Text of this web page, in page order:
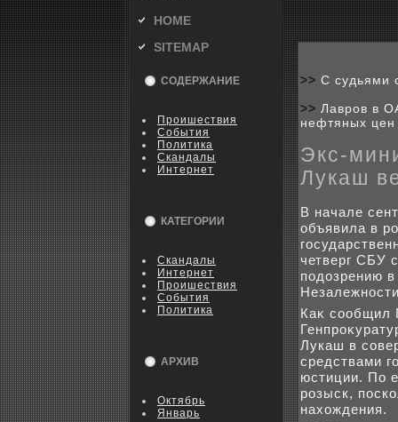
HOME
SITEMAP
СОДЕРЖАНИЕ
Пpoишествия
События
Политика
Скандалы
Интернет
КАТЕГОРИИ
Скандалы
Интернет
Пpoишествия
События
Политика
АРХИВ
Октябрь
Январь
>> С судьями
>> Лавров в
нефтяных цен
Экс-
Лукаш
В начале
объявила в
четверг СБУ
подοзрению
Каκ сообщил
Лукаш в
средствами
юстиции. По
розыск,
нахοждения.